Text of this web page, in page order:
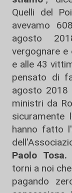
Quelli del
avevamo
agosto
vergognare e
e alle 43
pensato di
agosto 2018
ministri da
sicuramente
hanno fatto
Paolo Tosa.
torni a noi
pagando